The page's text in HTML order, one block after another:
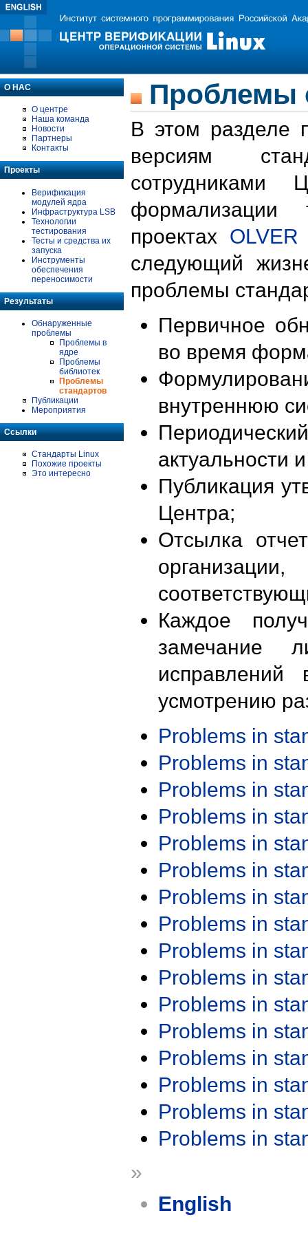
О НАС
О центре
Наша команда
Новости
Партнеры
Контакты
Проекты
Верификация
модулей ядра
Инфраструктура LSB
Технологии
тестирования
Тесты и средства их
запуска
Инструменты
обеспечения
переносимости
Результаты
Обнаруженные
проблемы
Проблемы в
ядре
Проблемы
библиотек
Проблемы
стандартов
Публикации
Мероприятия
Ссылки
Стандарты Linux
Похожие проекты
Это интересно
Проблемы
В этом разделе
версиям
формализации
проектах OLVER
следующий
проблемы
Первичное
во время
внутреннюю
актуальности
Публикация
Центра;
Отсылка
Каждое
замечание
исправлений
усмотрению
Problems in
Problems in
Problems in
Problems in
Problems in
Problems in
Problems in
Problems in
Problems in
Problems in
Problems in
Problems in
Problems in
Problems in
Problems in
Problems in
»
English